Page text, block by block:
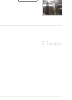
2 Images